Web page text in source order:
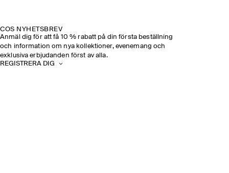
COS NYHETSBREV
Anmäl dig för att få 10 % rabatt på din första beställning
och information om nya kollektioner, evenemang och
exklusiva erbjudanden först av alla.
REGISTRERA DIG